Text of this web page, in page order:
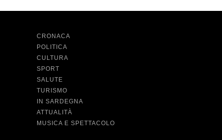
CRONACA
POLITICA
CULTURA
SPORT
SALUTE
TURISMO
IN SARDEGNA
ATTUALITÀ
MUSICA E SPETTACOLO